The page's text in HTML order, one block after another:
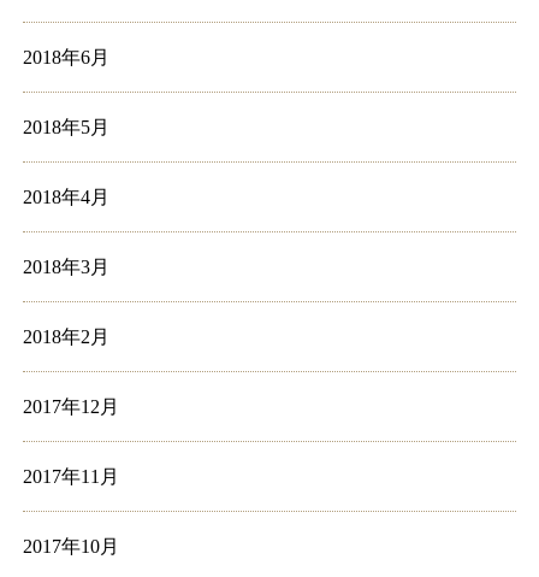
2018年6月
2018年5月
2018年4月
2018年3月
2018年2月
2017年12月
2017年11月
2017年10月